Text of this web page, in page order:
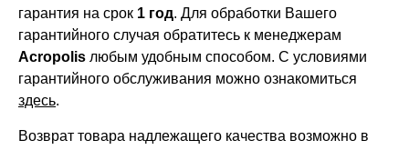
гарантия на срок 1 год. Для обработки Вашего
гарантийного случая обратитесь к менеджерам
Acropolis любым удобным способом. С условиями
гарантийного обслуживания можно ознакомиться
здесь.
Возврат товара надлежащего качества возможно в